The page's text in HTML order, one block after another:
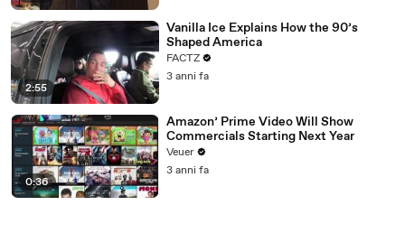
2:55
Vanilla Ice Explains How the 90’s
Shaped America
FACTZ
3 anni fa
0:36
Amazon’ Prime Video Will Show
Commercials Starting Next Year
Veuer
3 anni fa